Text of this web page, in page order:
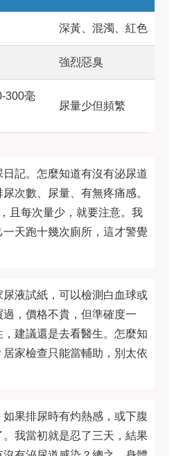
深黃、混濁、紅色
強烈惡臭
300毫
尿量少但頻繁
記。怎麼知道有沒有泌尿道
次數、尿量、有無疼痛感。
且每次量少，就要注意。我
天跑十幾次廁所，這才警覺
液試紙，可以檢測白血球或
，價格不貴，但準確度一
建議還是去看醫生。怎麼知
家檢查只能當輔助，別太依
果排尿時有灼熱感，或下腹
我當初就是忍了三天，結果